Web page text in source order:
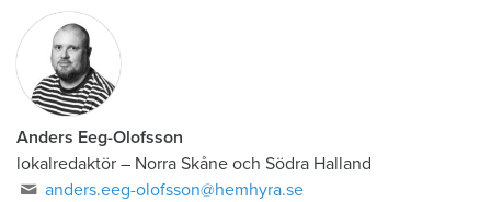
Anders Eeg-Olofsson
lokalredaktör – Norra Skåne och Södra Halland
anders.eeg-olofsson@hemhyra.se